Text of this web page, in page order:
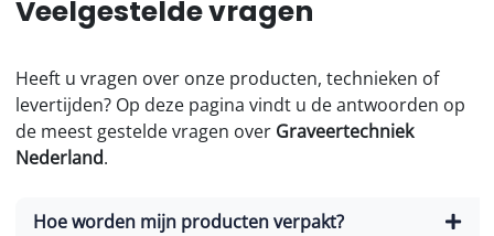
Veelgestelde vragen
Heeft u vragen over onze producten, technieken of
levertijden? Op deze pagina vindt u de antwoorden op
de meest gestelde vragen over Graveertechniek
Nederland.
Hoe worden mijn producten verpakt?